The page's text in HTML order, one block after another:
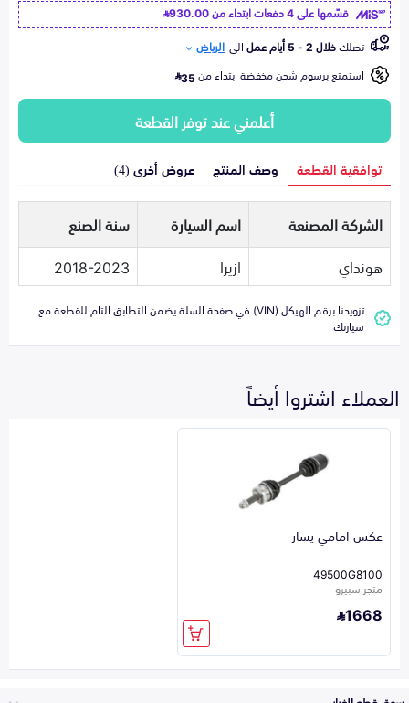
قسّمها على 4 دفعات ابتداء من
930.00
تصلكخلال 2 - 5 أيام عمل الى الرياض
استمتع برسوم شحن مخفضة ابتداء من35
أعلمني عند توفر القطعة
توافقية القطعة وصف المنتج عروض أخرى (4)
الشركة المصنعة اسم السيارة
سنة الصنع
هونداي
ازيرا 2018-2023
تزويدنا برقم الهيكل (VIN) في صفحة السلة يضمن التطابق التام للقطعة مع
سيارتك
العملاء اشتروا أيضاً
عكس امامي يسار
49500G8100
متجر سبيرو
1668